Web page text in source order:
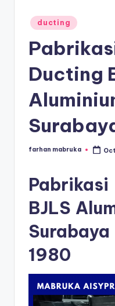
Posted
in
ducting
Ducting
Posted
farhan mabruka
Pabrikasi
BJLS
1980